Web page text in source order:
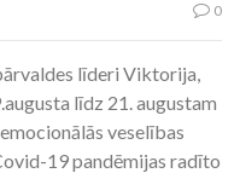
0
līderi Viktorija,
līdz 21. augustam
veselības
19 pandēmijas radīto